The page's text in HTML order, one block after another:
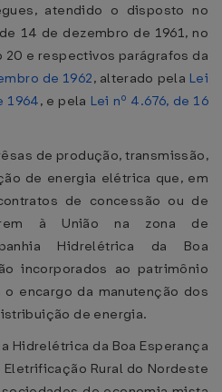
atendido o disposto no
14 de dezembro de 1961, no
20 e respectivos parágrafos da
de 1962, alterado pela Lei
1964, e pela Lei nº 4.676, de 16
de produção, transmissão,
de energia elétrica que, em
de concessão ou de
à União na zona de
Hidrelétrica da Boa
incorporados ao patrimônio
encargo da manutenção dos
de energia.
Hidrelétrica da Boa Esperança
Eletrificação Rural do Nordeste